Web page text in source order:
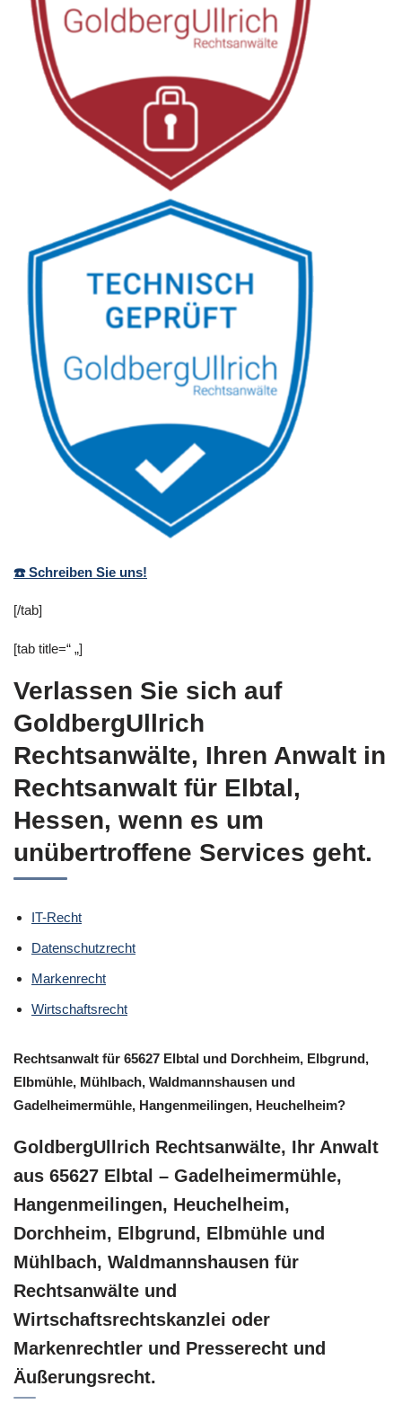
☎️ Schreiben Sie uns!
[/tab]
[tab title=“ „]
Verlassen Sie sich auf
GoldbergUllrich
Rechtsanwälte, Ihren Anwalt in
Rechtsanwalt für Elbtal,
Hessen, wenn es um
unübertroffene Services geht.
IT-Recht
Datenschutzrecht
Markenrecht
Wirtschaftsrecht
Rechtsanwalt für 65627 Elbtal und Dorchheim, Elbgrund,
Elbmühle, Mühlbach, Waldmannshausen und
Gadelheimermühle, Hangenmeilingen, Heuchelheim?
GoldbergUllrich Rechtsanwälte, Ihr Anwalt
aus 65627 Elbtal – Gadelheimermühle,
Hangenmeilingen, Heuchelheim,
Dorchheim, Elbgrund, Elbmühle und
Mühlbach, Waldmannshausen für
Rechtsanwälte und
Wirtschaftsrechtskanzlei oder
Markenrechtler und Presserecht und
Äußerungsrecht.